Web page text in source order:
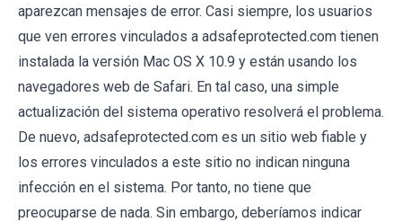
aparezcan mensajes de error. Casi siempre, los usuarios
que ven errores vinculados a adsafeprotected.com tienen
instalada la versión Mac OS X 10.9 y están usando los
navegadores web de Safari. En tal caso, una simple
actualización del sistema operativo resolverá el problema.
De nuevo, adsafeprotected.com es un sitio web fiable y
los errores vinculados a este sitio no indican ninguna
infección en el sistema. Por tanto, no tiene que
preocuparse de nada. Sin embargo, deberíamos indicar